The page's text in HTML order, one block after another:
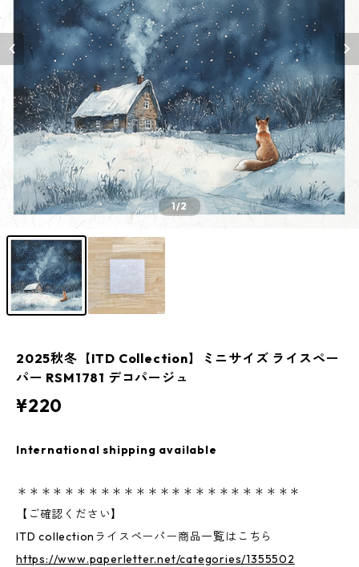
1/2
2025秋冬【ITD Collection】ミニサイズ ライスペー
パー RSM1781 デコパージュ
¥220
International shipping available
＊＊＊＊＊＊＊＊＊＊＊＊＊＊＊＊＊＊＊＊＊＊＊＊
【ご確認ください】
ITD collectionライスペーパー商品一覧はこちら
https://www.paperletter.net/categories/1355502